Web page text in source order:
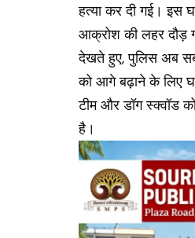
हत्या कर दी गई। इस
आक्रोश की लहर दौड़
देखते हुए, पुलिस अब
को आगे बढ़ाने के लिए
टीम और डॉग स्क्वॉड
है।